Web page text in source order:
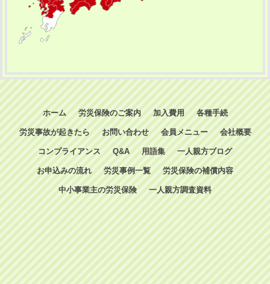
ホーム 労災保険のご案内 加入費用 各種手続
労災事故が起きたら お問い合わせ 会員メニュー 会社概要
コンプライアンス Q&A 用語集 一人親方ブログ
お申込みの流れ 労災事例一覧 労災保険の補償内容
中小事業主の労災保険 一人親方調査資料